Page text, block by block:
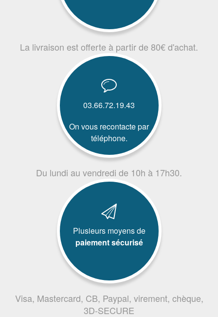
La livraison est offerte à partir de 80€ d'achat.
03.66.72.19.43
On vous recontacte par
téléphone.
Du lundi au vendredi de 10h à 17h30.
Plusieurs moyens de
paiement sécurisé
Visa, Mastercard, CB, Paypal, virement, chèque,
3D-SECURE